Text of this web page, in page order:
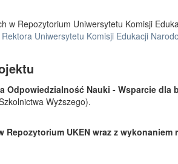
w Repozytorium Uniwersytetu Komisji
Uniwersytetu Komisji Edukacji
Odpowiedzialność Nauki - Wsparcie
Wyższego).
UKEN wraz z